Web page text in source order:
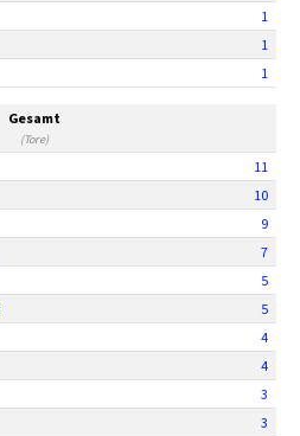
1
1
1
Gesamt
(Tore)
11
10
9
7
5
5
4
4
3
3